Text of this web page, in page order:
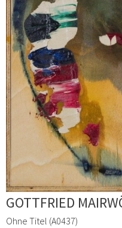
GOTTFRIED
Ohne Titel (A0437)